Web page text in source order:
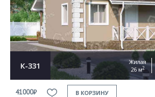
К-331
Жилая
26 м2
41000₽ В КОРЗИНУ